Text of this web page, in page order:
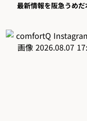
最新情報を阪急うめ